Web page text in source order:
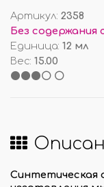
Артикул: 2358
Без содержания
Единица: 12 мл
Вес: 15.00
⚫⚫⚫⚪ ⚪
Синтетическая